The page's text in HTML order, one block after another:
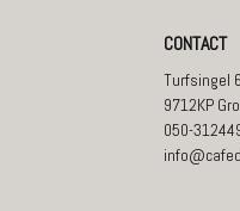
CONTACT
Turfsingel 6
9712KP
050-